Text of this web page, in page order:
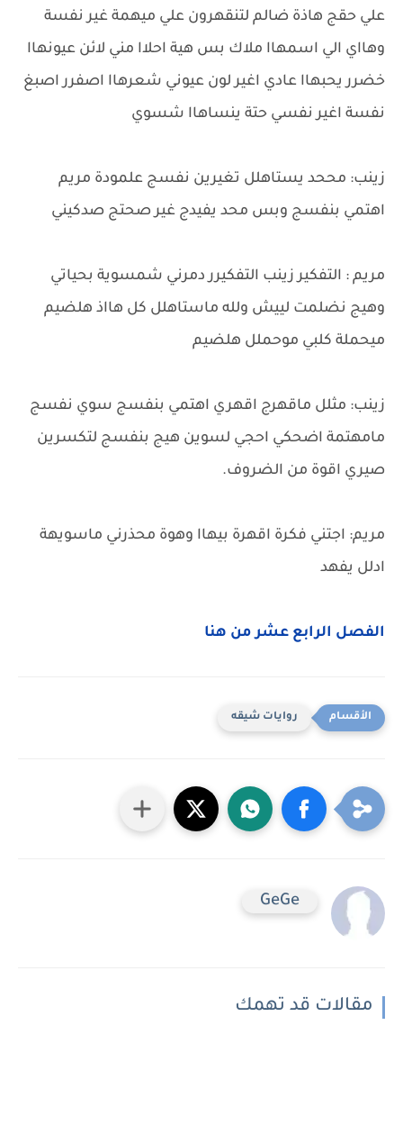
علي حقج هاذة ضالم لتنقهرون علي ميهمة غير نفسة
وهااي الي اسمهاا ملاك بس هية احلاا مني لائن عيونهاا
خضرر يحبهاا عادي اغير لون عيوني شعرهاا اصفرر اصبغ
نفسة اغير نفسي حتة ينساهاا شسوي
زينب: مححد يستاهلل تغيرين نفسج علمودة مريم
اهتمي بنفسج وبس محد يفيدج غير صحتج صدكيني
مريم : التفكير زينب التفكيرر دمرني شمسوية بحياتي
وهيج نضلمت لييش ولله ماستاهلل كل هااذ هلضيم
ميحملة كلبي موحملل هلضيم
زينب: مثلل ماقهرج اقهري اهتمي بنفسج سوي نفسج
مامهتمة اضحكي احجي لسوين هيج بنفسج لتكسرين
صيري اقوة من الضروف.
مريم: اجتني فكرة اقهرة بيهاا وهوة محذرني ماسويهة
ادلل يفهد
الفصل الرابع عشر من هنا
روايات شيقه
GeGe
مقالات قد تهمك